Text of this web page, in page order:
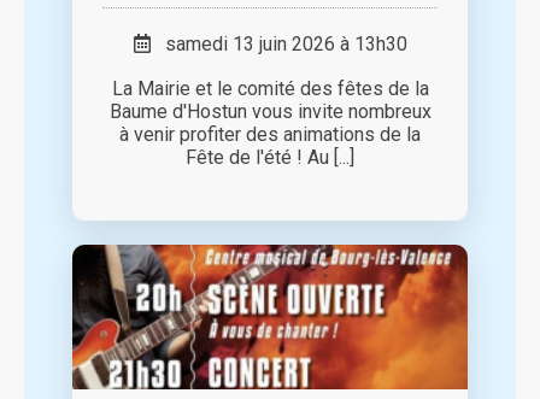
samedi 13 juin 2026 à 13h30
La Mairie et le comité des fêtes de la
Baume d'Hostun vous invite nombreux
à venir profiter des animations de la
Fête de l'été ! Au [...]